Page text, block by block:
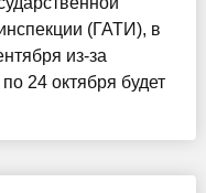
(ГАТИ), в
из-за
24 октября будет